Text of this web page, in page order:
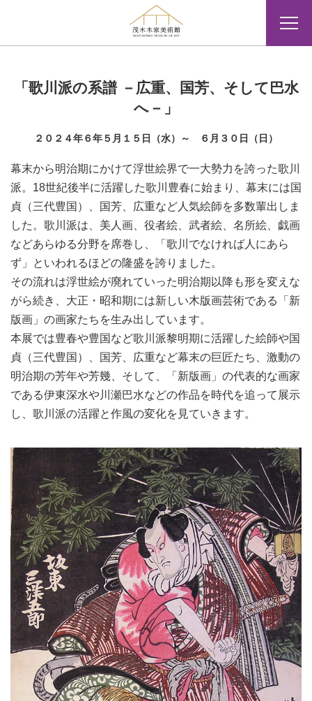
「歌川派の系譜 －広重、国芳、そして巴水
へ－」
２０２４年６年５月１５日（水）～ ６月３０日（日）
幕末から明治期にかけて浮世絵界で一大勢力を誇った歌川
派。18世紀後半に活躍した歌川豊春に始まり、幕末には国
貞（三代豊国）、国芳、広重など人気絵師を多数輩出しま
した。歌川派は、美人画、役者絵、武者絵、名所絵、戯画
などあらゆる分野を席巻し、「歌川でなければ人にあら
ず」といわれるほどの隆盛を誇りました。
その流れは浮世絵が廃れていった明治期以降も形を変えな
がら続き、大正・昭和期には新しい木版画芸術である「新
版画」の画家たちを生み出しています。
本展では豊春や豊国など歌川派黎明期に活躍した絵師や国
貞（三代豊国）、国芳、広重など幕末の巨匠たち、激動の
明治期の芳年や芳幾、そして、「新版画」の代表的な画家
である伊東深水や川瀬巴水などの作品を時代を追って展示
し、歌川派の活躍と作風の変化を見ていきます。